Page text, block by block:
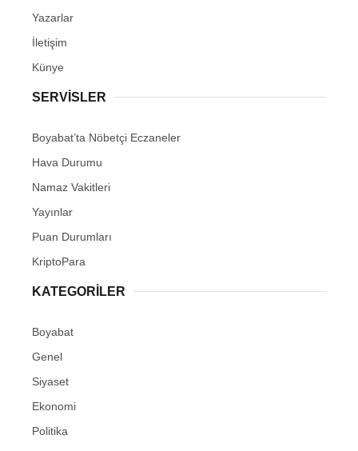
Yazarlar
İletişim
Künye
SERVISLER
Boyabat’ta Nöbetçi Eczaneler
Hava Durumu
Namaz Vakitleri
Yayınlar
Puan Durumları
KriptoPara
KATEGORILER
Boyabat
Genel
Siyaset
Ekonomi
Politika